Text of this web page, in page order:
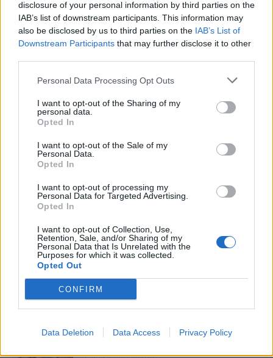
disclosure of your personal information by third parties on the
IAB’s list of downstream participants. This information may
also be disclosed by us to third parties on the IAB’s List of
Downstream Participants that may further disclose it to other
Personal Data Processing Opt Outs
I want to opt-out of the Sharing of my
personal data.
Opted In
I want to opt-out of the Sale of my
Personal Data.
Opted In
I want to opt-out of processing my
Personal Data for Targeted Advertising.
Opted In
I want to opt-out of Collection, Use,
Retention, Sale, and/or Sharing of my
Personal Data that Is Unrelated with the
Purposes for which it was collected.
Opted Out
CONFIRM
Data Deletion Data Access Privacy Policy
Γεωργιάδης: Πολλαπλά οφέλη από τη
τομέα
27 Φεβρουαρίου 2026
στο Ίλιον – Τι ανακοινώθηκε από...
27 Φεβρουαρίου 2026
Δύο χρόνια λειτουργίας της Κλινικής
Μεταμόσχευσης Ήπατος στο «Λαϊκό»
ΕΟΦ: Ανάκληση παρτίδων